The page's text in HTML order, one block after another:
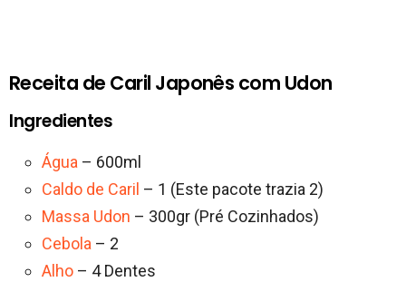
Receita de Caril Japonês com Udon
Ingredientes
Água – 600ml
Caldo de Caril – 1 (Este pacote trazia 2)
Massa Udon – 300gr (Pré Cozinhados)
Cebola – 2
Alho – 4 Dentes